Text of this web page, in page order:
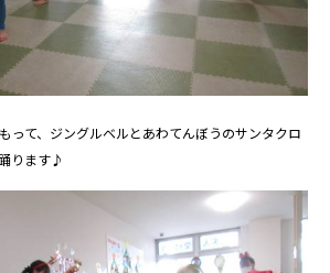
って、ジングルベルとあわてんぼうのサンタクロ
ります♪